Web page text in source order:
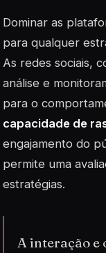
Dominar as
para qualquer
As redes sociais,
análise e
para o
capacidade de
engajamento do
permite uma
estratégias.
A interação e